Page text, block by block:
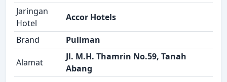
Jaringan
Hotel
Accor Hotels
Brand Pullman
Alamat
Jl. M.H. Thamrin No.59, Tanah
Abang